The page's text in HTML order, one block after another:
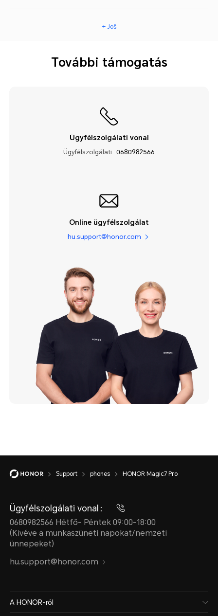
+ Još
További támogatás
Ügyfélszolgálati vonal
Ügyfélszolgálati 0680982566
Online ügyfélszolgálat
hu.support@honor.com
Support phones HONOR Magic7 Pro
Ügyfélszolgálati vonal：
0680982566 Hétfő- Péntek 09:00-18:00
(Kivéve a munkaszüneti napokat/nemzeti
ünnepeket)
hu.support@honor.com
A HONOR-ról